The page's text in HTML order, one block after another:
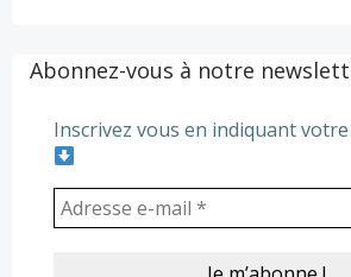
Abonnez-vous à notre
Inscrivez vous en indiquant